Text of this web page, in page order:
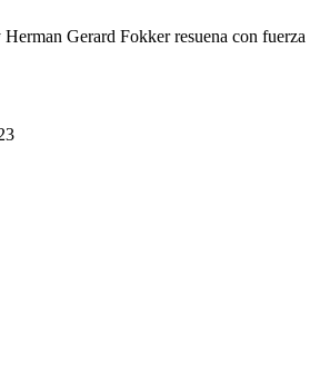
Gerard Fokker resuena con fuerza